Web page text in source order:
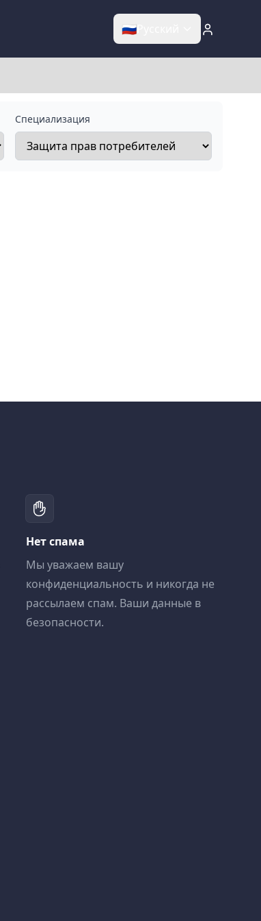
🇷🇺
Специализация
Нет спама
Мы уважаем вашу
конфиденциальность и никогда не
рассылаем спам. Ваши данные в
безопасности.